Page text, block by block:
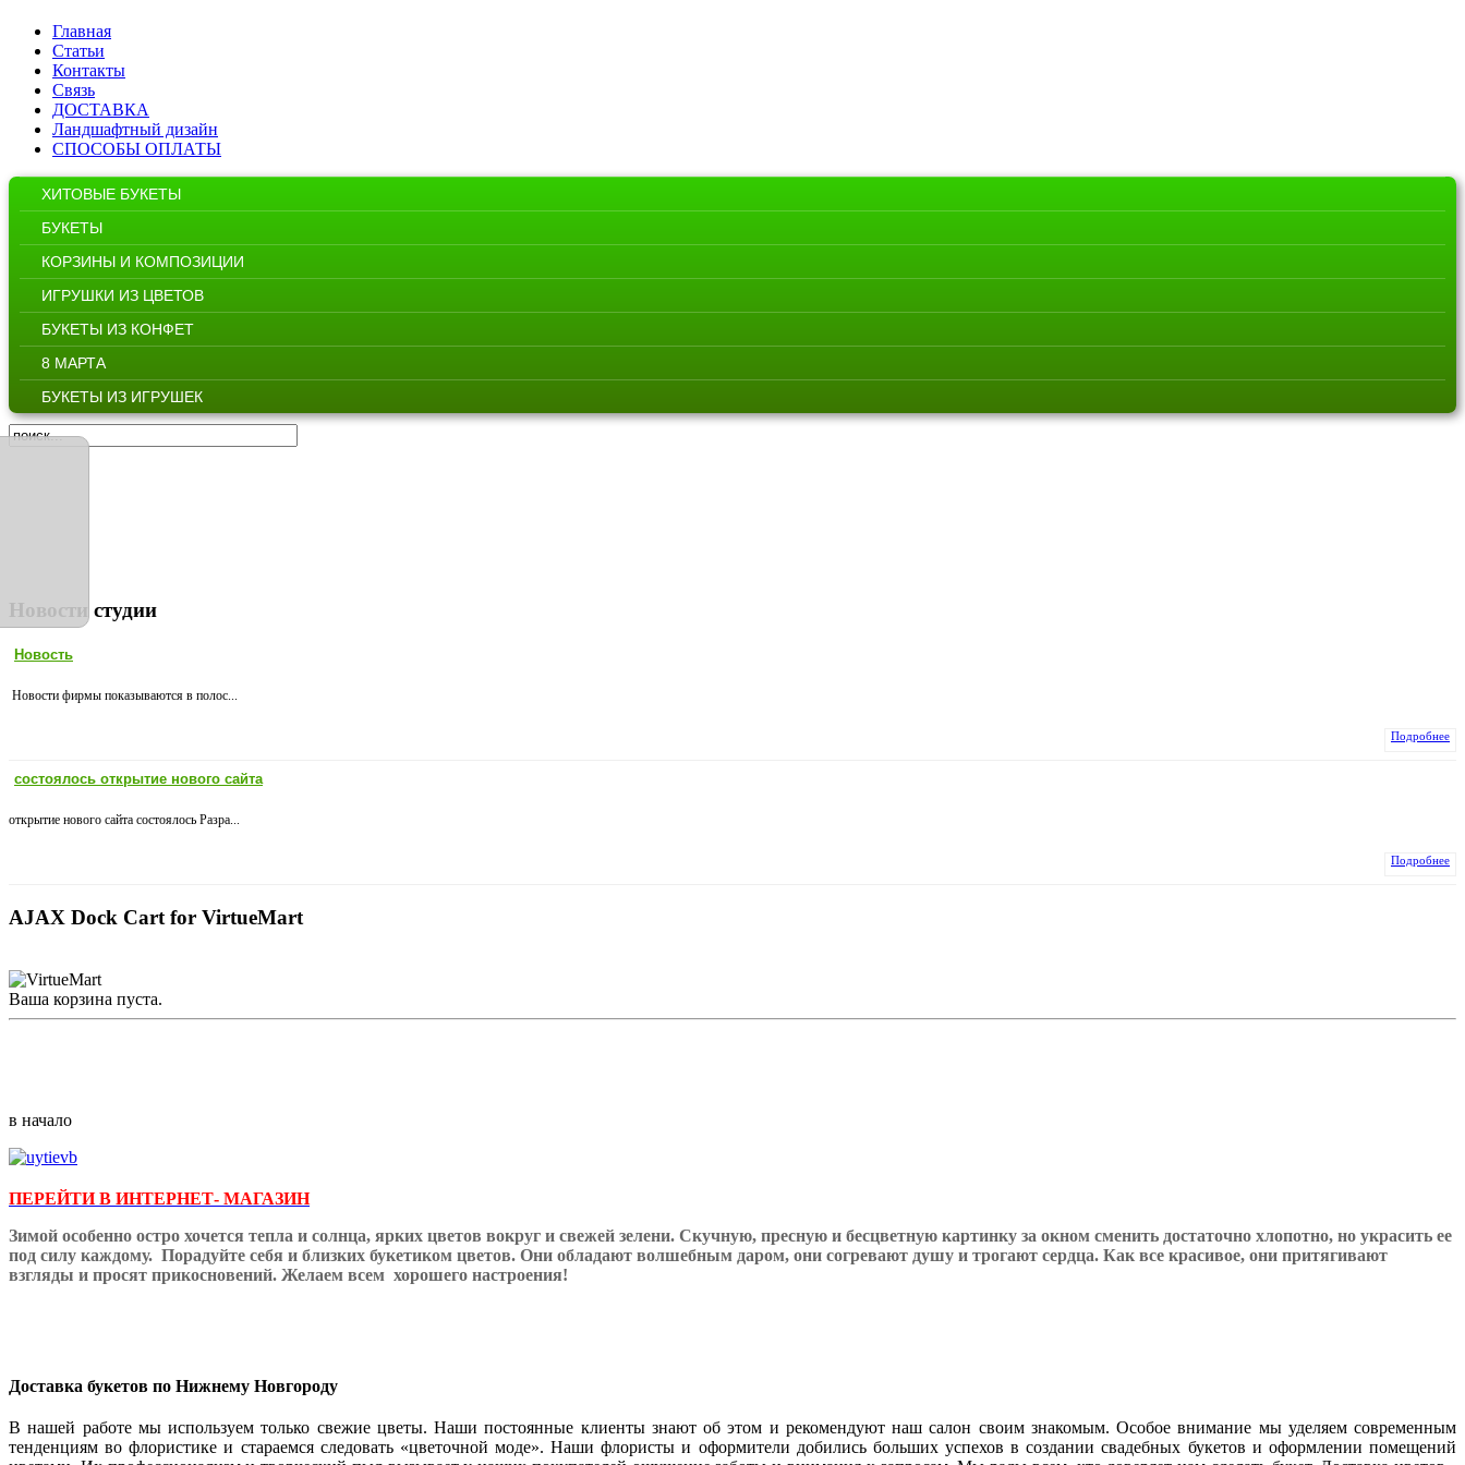
Главная
Статьи
Контакты
Связь
ДОСТАВКА
Ландшафтный дизайн
СПОСОБЫ ОПЛАТЫ
ХИТОВЫЕ БУКЕТЫ
БУКЕТЫ
КОРЗИНЫ И КОМПОЗИЦИИ
ИГРУШКИ ИЗ ЦВЕТОВ
БУКЕТЫ ИЗ КОНФЕТ
8 МАРТА
БУКЕТЫ ИЗ ИГРУШЕК
Новости студии
Новость
Новости фирмы показываются в полос...
Подробнее
состоялось открытие нового сайта
открытие нового сайта состоялось Разра...
Подробнее
AJAX Dock Cart for VirtueMart
Ваша корзина пуста.
в начало
ПЕРЕЙТИ В ИНТЕРНЕТ- МАГАЗИН
Зимой особенно остро хочется тепла и солнца, ярких цветов вокруг и свежей зелени. Скучную, пресную и бесцветную картинку за окном сменить достаточно хлопотно, но украсить ее
под силу каждому. Порадуйте себя и близких букетиком цветов. Они обладают волшебным даром, они согревают душу и трогают сердца. Как все красивое, они притягивают
взгляды и просят прикосновений. Желаем всем хорошего настроения!
Доставка букетов по Нижнему Новгороду
В нашей работе мы используем только свежие цветы. Наши постоянные клиенты знают об этом и рекомендуют наш салон своим знакомым. Особое внимание мы уделяем современным
тенденциям во флористике и стараемся следовать «цветочной моде». Наши флористы и оформители добились больших успехов в создании свадебных букетов и оформлении помещений